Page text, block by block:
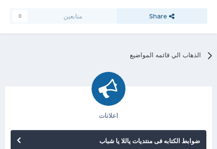
Share متابعين 0
الذهاب الي قائمه المواضيع
اعلانات
ضوابط الكتابه فى منتديات ياللا يا شباب